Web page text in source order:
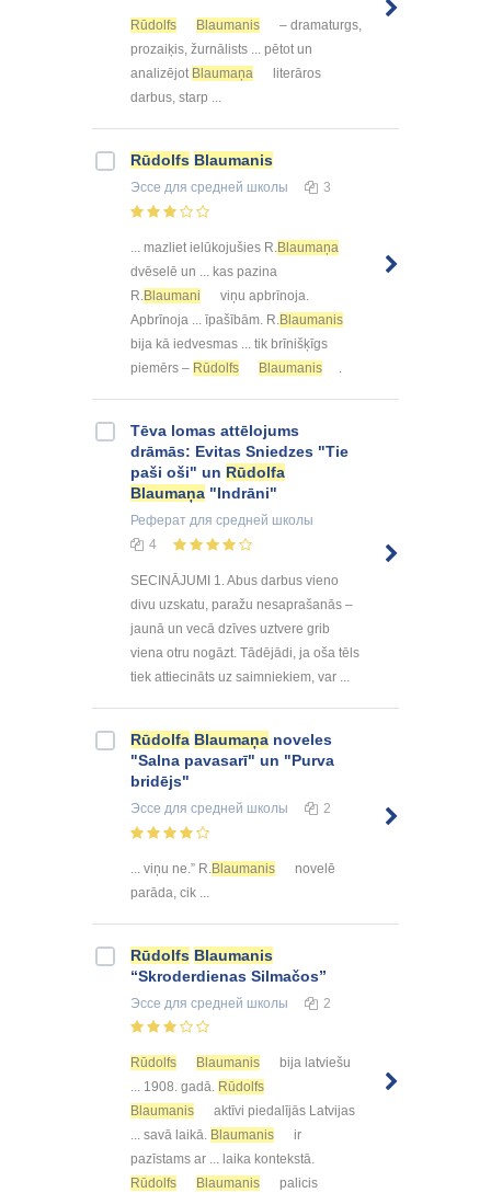
Rūdolfs Blaumanis
– dramaturgs,
prozaiķis, žurnālists ... pētot un
analizējot Blaumaņa
literāros
darbus, starp ...
Rūdolfs Blaumanis
Эссе для средней школы 3
... mazliet ielūkojušies R.Blaumaņa
dvēselē un ... kas pazina
R.Blaumani
viņu apbrīnoja.
Apbrīnoja ... īpašībām. R.Blaumanis
bija kā iedvesmas ... tik brīnišķīgs
piemērs – Rūdolfs Blaumanis .
Tēva lomas attēlojums
drāmās: Evitas Sniedzes "Tie
paši oši" un Rūdolfa
Blaumaņa "Indrāni"
Реферат для средней школы
4
SECINĀJUMI 1. Abus darbus vieno
divu uzskatu, paražu nesaprašanās –
jaunā un vecā dzīves uztvere grib
viena otru nogāzt. Tādējādi, ja oša tēls
tiek attiecināts uz saimniekiem, var ...
Rūdolfa Blaumaņa noveles
"Salna pavasarī" un "Purva
bridējs"
Эссе для средней школы 2
... viņu ne.” R. Blaumanis
novelē
parāda, cik ...
Rūdolfs Blaumanis
“Skroderdienas Silmačos”
Эссе для средней школы 2
Rūdolfs Blaumanis
bija latviešu
... 1908. gadā. Rūdolfs
Blaumanis
aktīvi piedalījās Latvijas
... savā laikā. Blaumanis
ir
pazīstams ar ... laika kontekstā.
Rūdolfs
Blaumanis
palicis